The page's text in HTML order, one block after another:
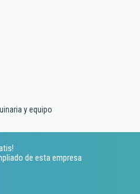
y equipo
de esta empresa